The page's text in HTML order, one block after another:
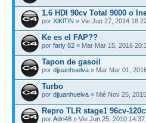
1.6 HDI 90cv Total 9000 o
por XlKlTlN » Vie Jun 27, 2014
Ke es el FAP??
por farly 82 » Mar Mar 15, 2016
Tapon de gasoil
por djjuanhuelva » Mar Mar 01,
Turbo
por djjuanhuelva » Mié Nov 25,
Repro TLR stage1 96cv-
por Adri48 » Vie Jun 25, 2010 14:37